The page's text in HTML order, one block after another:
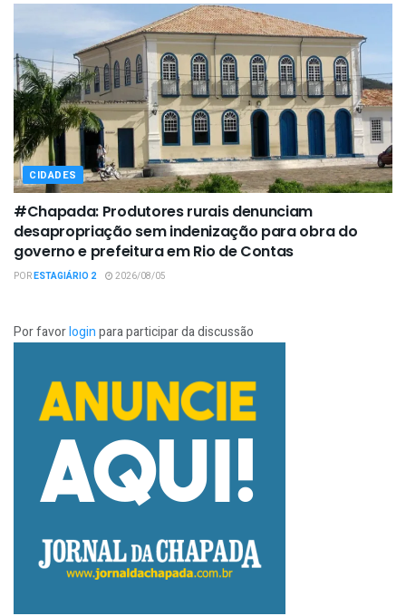
CIDADES
#Chapada: Produtores rurais denunciam
desapropriação sem indenização para obra do
governo e prefeitura em Rio de Contas
PORESTAGIÁRIO 2 2026/08/05
Por favorloginpara participar da discussão